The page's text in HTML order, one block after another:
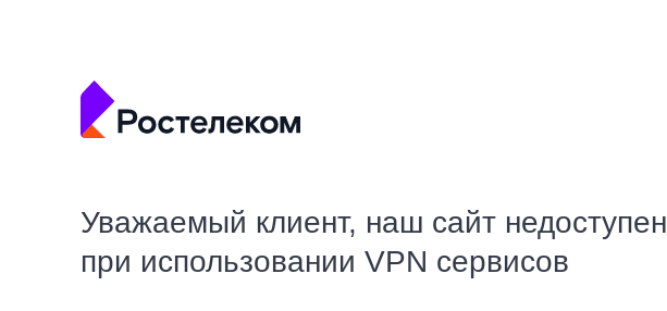
Уважаемый клиент, наш сайт недоступен
при использовании VPN сервисов